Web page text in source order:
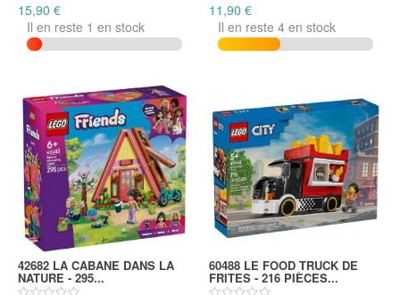
15,90 €
Il en reste 1 en stock
11,90 €
Il en reste 4 en stock
42682 LA CABANE DANS LA
NATURE - 295...
60488 LE FOOD TRUCK DE
FRITES - 216 PIÈCES...